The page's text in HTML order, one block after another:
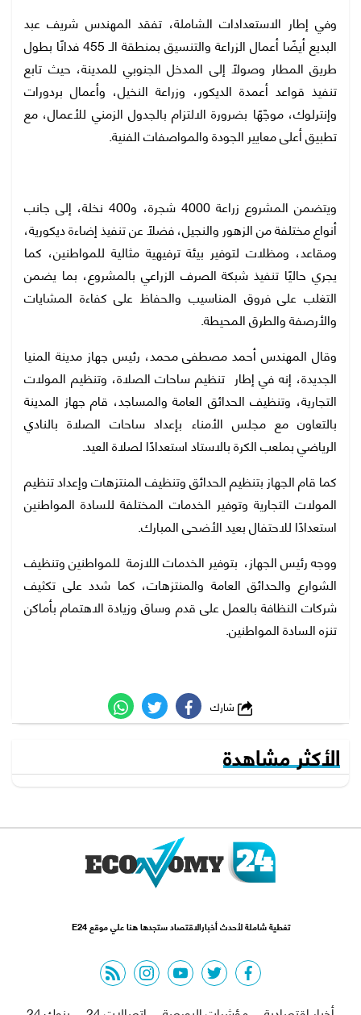
وفي إطار الاستعدادات الشاملة، تفقد المهندس شريف عبد
البديع أيضًا أعمال الزراعة والتنسيق بمنطقة الـ 455 فدانًا بطول
طريق المطار وصولًا إلى المدخل الجنوبي للمدينة، حيث تابع
تنفيذ قواعد أعمدة الديكور، وزراعة النخيل، وأعمال بردورات
وإنترلوك، موجّهًا بضرورة الالتزام بالجدول الزمني للأعمال، مع
تطبيق أعلى معايير الجودة والمواصفات الفنية.
ويتضمن المشروع زراعة 4000 شجرة، و400 نخلة، إلى جانب
أنواع مختلفة من الزهور والنجيل، فضلًا عن تنفيذ إضاءة ديكورية،
ومقاعد، ومظلات لتوفير بيئة ترفيهية مثالية للمواطنين، كما
يجري حاليًا تنفيذ شبكة الصرف الزراعي بالمشروع، بما يضمن
التغلب على فروق المناسيب والحفاظ على كفاءة المشايات
والأرصفة والطرق المحيطة.
وقال المهندس أحمد مصطفى محمد، رئيس جهاز مدينة المنيا
الجديدة، إنه في إطار تنظيم ساحات الصلاة، وتنظيم المولات
التجارية، وتنظيف الحدائق العامة والمساجد، قام جهاز المدينة
بالتعاون مع مجلس الأمناء بإعداد ساحات الصلاة بالنادي
الرياضي بملعب الكرة بالاستاد استعدادًا لصلاة العيد.
كما قام الجهاز بتنظيم الحدائق وتنظيف المنتزهات وإعداد تنظيم
المولات التجارية وتوفير الخدمات المختلفة للسادة المواطنين
استعدادًا للاحتفال بعيد الأضحى المبارك.
ووجه رئيس الجهاز، بتوفير الخدمات اللازمة للمواطنين وتنظيف
الشوارع والحدائق العامة والمنتزهات، كما شدد على تكثيف
شركات النظافة بالعمل على قدم وساق وزيادة الاهتمام بأماكن
تنزه السادة المواطنين.
الأكثر مشاهدة
تغطية شاملة لأحدث أخبارالاقتصاد ستجدها هنا علي موقع E24
facebook
twitter
youtube
instagram
rss feed